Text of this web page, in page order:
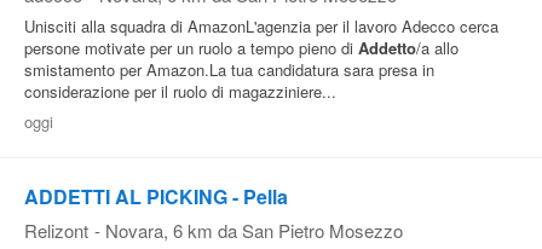
Unisciti alla squadra di AmazonL'agenzia per il lavoro Adecco cerca
persone motivate per un ruolo a tempo pieno di Addetto/a allo
smistamento per Amazon.La tua candidatura sara presa in
considerazione per il ruolo di magazziniere...
oggi
ADDETTI AL PICKING - Pella
Relizont - Novara, 6 km da San Pietro Mosezzo